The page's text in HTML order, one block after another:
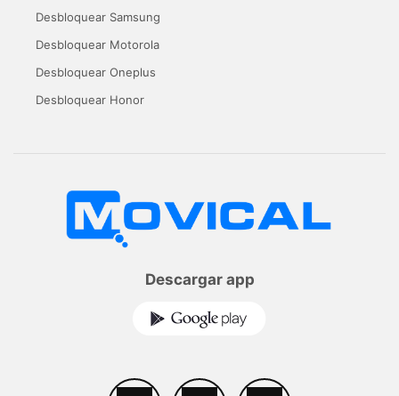
Desbloquear Samsung
Desbloquear Motorola
Desbloquear Oneplus
Desbloquear Honor
Descargar app